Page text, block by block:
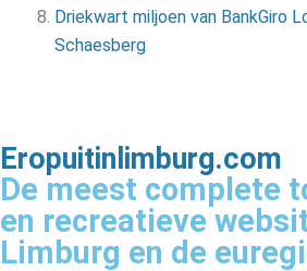
Driekwart miljoen van BankGiro
Schaesberg
Eropuitinlimburg.com
De meest complete
en recreatieve
Limburg en de